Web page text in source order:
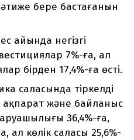
бере бастағанын
айында негізгі
7%-ға, ал
бірден 17,4%-ға өсті.
саласында тіркелді
ақпарат және байланыс
36,4%-ға,
ал көлік саласы 25,6%-